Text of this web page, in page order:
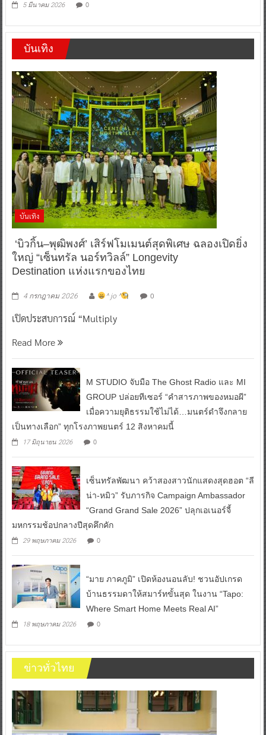
5 มีนาคม 2026 0
บันเทิง
บันเทิง
‘บิวกิ้น–พุฒิพงศ์’ เสิร์ฟโมเมนต์สุดพิเศษ ฉลองเปิดยิ่ง
ใหญ่ “เซ็นทรัล นอร์ทวิลล์” Longevity
Destination แห่งแรกของไทย
4 กรกฎาคม 2026 ^ jo ^ 0
เปิดประสบการณ์ “Multiply
Read More
M STUDIO จับมือ The Ghost Radio และ MI
GROUP ปล่อยทีเซอร์ “คำสารภาพของหมอผี”
เมื่อความยุติธรรมใช้ไม่ได้…มนตร์ดำจึงกลาย
เป็นทางเลือก” ทุกโรงภาพยนตร์ 12 สิงหาคมนี้
17 มิถุนายน 2026 0
เซ็นทรัลพัฒนา คว้าสองสาวนักแสดงสุดฮอต “ลี
น่า-หมิว” รับภารกิจ Campaign Ambassador
“Grand Grand Sale 2026” ปลุกเอเนอร์จี้
มหกรรมช้อปกลางปีสุดคึกคัก
29 พฤษภาคม 2026 0
“มาย ภาคภูมิ” เปิดห้องนอนลับ! ชวนอัปเกรด
บ้านธรรมดาให้สมาร์ทขั้นสุด ในงาน “Tapo:
Where Smart Home Meets Real AI”
18 พฤษภาคม 2026 0
ข่าวทั่วไทย